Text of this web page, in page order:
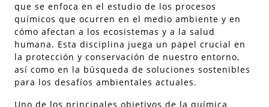
que se enfoca en el estudio de los procesos
químicos que ocurren en el medio ambiente y en
cómo afectan a los ecosistemas y a la salud
humana. Esta disciplina juega un papel crucial en
la protección y conservación de nuestro entorno,
así como en la búsqueda de soluciones sostenibles
para los desafíos ambientales actuales.
Uno de los principales objetivos de la química